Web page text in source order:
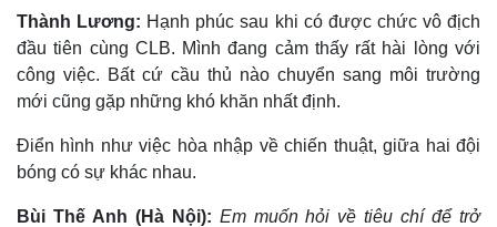
Thành Lương: Hạnh phúc sau khi có được chức vô địch
đầu tiên cùng CLB. Mình đang cảm thấy rất hài lòng với
công việc. Bất cứ cầu thủ nào chuyển sang môi trường
mới cũng gặp những khó khăn nhất định.
Điển hình như việc hòa nhập về chiến thuật, giữa hai đội
bóng có sự khác nhau.
Bùi Thế Anh (Hà Nội): Em muốn hỏi về tiêu chí để trở